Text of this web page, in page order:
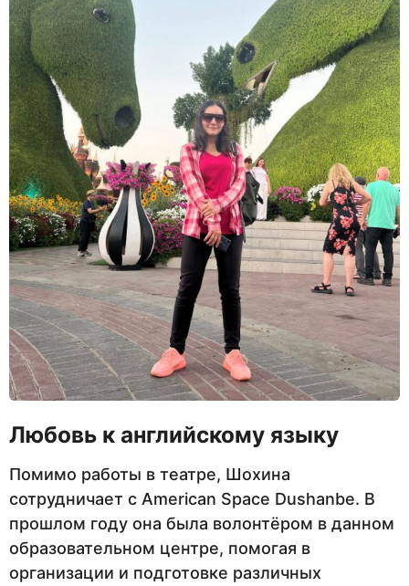
Любовь к английскому языку
Помимо работы в театре, Шохина
сотрудничает с American Space Dushanbe. В
прошлом году она была волонтёром в данном
образовательном центре, помогая в
организации и подготовке различных